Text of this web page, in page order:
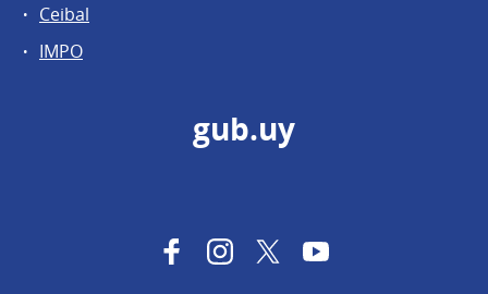
Ceibal
IMPO
gub.uy
FacebookInstagram
TwitterYouTube